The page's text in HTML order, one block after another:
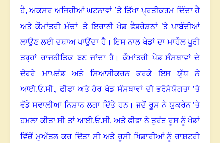
ਹੈ, ਅਕਸਰ ਅਜਿਹੀਆਂ ਘਟਨਾਵਾਂ ’ਤੇ ਤਿੱਖਾ ਪ੍ਰਤੀਕਰਮ ਦਿੰਦਾ ਹੈ
ਅਤੇ ਕੌਮਾਂਤਰੀ ਮੰਚਾਂ ’ਤੇ ਇਰਾਨੀ ਖੇਡ ਫੈਡਰੇਸ਼ਨਾਂ ’ਤੇ ਪਾਬੰਦੀਆਂ
ਲਾਉਣ ਲਈ ਦਬਾਅ ਪਾਉਂਦਾ ਹੈ।ਇਸ ਨਾਲ ਖੇਡਾਂ ਦਾ ਮਾਹੌਲ ਪੂਰੀ
ਤਰ੍ਹਾਂ ਰਾਜਨੀਤਿਕ ਬਣ ਜਾਂਦਾ ਹੈ ।ਕੌਮਾਂਤਰੀ ਖੇਡ ਸੰਸਥਾਵਾਂ ਦੇ
ਦੋਹਰੇ ਮਾਪਦੰਡ ਅਤੇ ਸਿਆਸੀਕਰਨ ਕਰਕੇ ਇਸ ਯੁੱਧ ਨੇ
ਆਈ.ਓ.ਸੀ.,ਫੀਫਾ ਅਤੇ ਹੋਰ ਖੇਡ ਸੰਸਥਾਵਾਂ ਦੀ ਭਰੋਸੇਯੋਗਤਾ ’ਤੇ
ਵੱਡੇ ਸਵਾਲੀਆ ਨਿਸ਼ਾਨ ਲਗਾ ਦਿੱਤੇ ਹਨ।ਜਦੋਂ ਰੂਸ ਨੇ ਯੁਕਰੇਨ ’ਤੇ
ਹਮਲਾ ਕੀਤਾ ਸੀ ਤਾਂ ਆਈ.ਓ.ਸੀ. ਅਤੇ ਫੀਫਾ ਨੇ ਤੁਰੰਤ ਰੂਸ ਨੂੰ ਖੇਡਾਂ
ਵਿੱਚੋਂ ਮੁਅੱਤਲ ਕਰ ਦਿੱਤਾ ਸੀ ਅਤੇ ਰੂਸੀ ਖਿਡਾਰੀਆਂ ਨੂੰ ਰਾਸ਼ਟਰੀ